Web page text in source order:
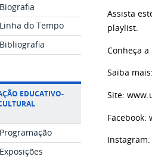
Biografia
Linha do Tempo
Bibliografia
EDUCATIVO-
Programação
Exposições
Assista
playlist.
Conheça
Saiba mais:
Site:
Facebook: